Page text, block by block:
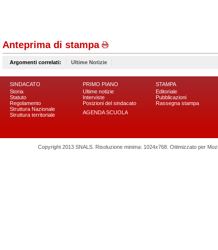
Anteprima di stampa
Argomenti correlati: Ultime Notizie
SINDACATO
Storia
Statuto
Regolamento
Struttura Nazionale
Struttura territoriale
PRIMO PIANO
Ultime notizie
Interviste
Posizioni del sindacato
AGENDA SCUOLA
STAMPA
Editoriale
Pubblicazioni
Rassegna stampa
Copyright 2013 SNALS. Risoluzione minima: 1024x768. Ottimizzato per